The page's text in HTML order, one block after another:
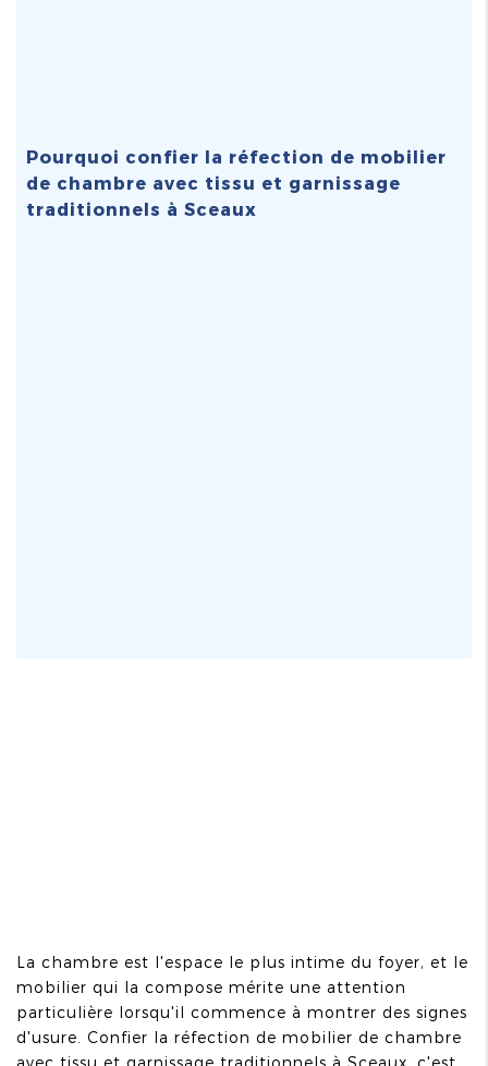
Pourquoi confier la réfection de mobilier
de chambre avec tissu et garnissage
traditionnels à Sceaux
La chambre est l'espace le plus intime du foyer, et le
mobilier qui la compose mérite une attention
particulière lorsqu'il commence à montrer des signes
d'usure. Confier la réfection de mobilier de chambre